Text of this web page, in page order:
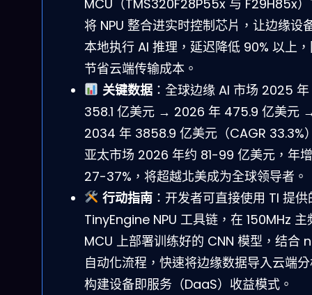
MCU（TMS320F28P55x 与 F29H85x
将 NPU 整合进实时控制芯片，让边缘设
本地执行 AI 推理，延迟降低 90% 以上
节省云端传输成本。
关键数据：全球边缘 AI 市场 2025 年
358.1 亿美元 → 2026 年 475.9 亿美元
2034 年 3858.9 亿美元（CAGR 33.3%
亚太市场 2026 年约 81-99 亿美元，年
27-37%，将超越北美成为全球领导者。
行动指南：开发者可直接使用 TI 提供
TinyEngine NPU 工具链，在 150MHz 主
MCU 上部署训练好的 CNN 模型，结合
自动化流程，快速将边缘数据导入云端
构建设备即服务（DaaS）收益模式。